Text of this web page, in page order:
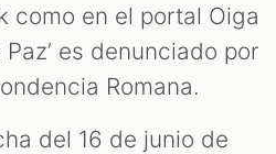
como en el portal Oiga
es denunciado por
Romana.
del 16 de junio de